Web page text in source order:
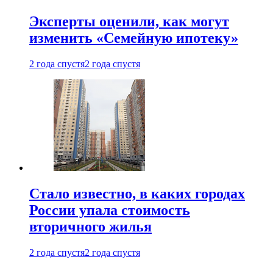
Эксперты оценили, как могут
изменить «Семейную ипотеку»
2 года спустя2 года спустя
Стало известно, в каких городах
России упала стоимость
вторичного жилья
2 года спустя2 года спустя